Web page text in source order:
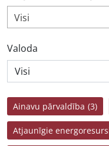
Visi
Valoda
Ainavu pārvaldība (3)
Atjaunīgie